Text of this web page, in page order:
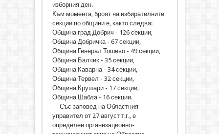
изборния ден.
Към момента, броят на избирателните
секции по общини е, както следва:
Община град Добрич - 126 секции,
Община Добричка - 67 секции,
Община Генерал Тошево - 49 секции,
Община Балчик - 35 секции,
Община Каварна - 34 секции,
Община Тервел - 32 секции,
Община Крушари - 17 секции,
Община Шабла - 16 секции.
Със заповед на Областния
управител от 27 август т.г., е
определен организационно-